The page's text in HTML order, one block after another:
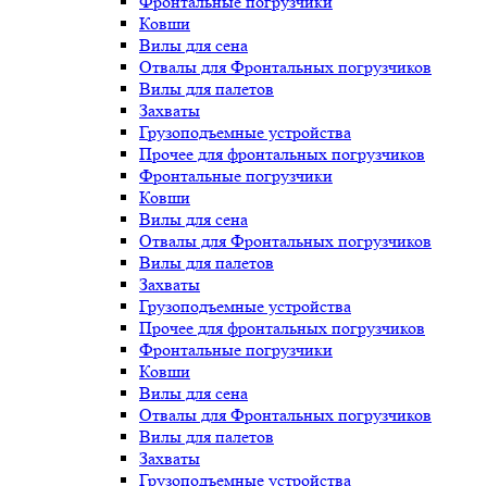
Ковши
Вилы для сена
Отвалы для Фронтальных погрузчиков
Вилы для палетов
Захваты
Грузоподъемные устройства
Прочее для фронтальных погрузчиков
Фронтальные погрузчики
Ковши
Вилы для сена
Отвалы для Фронтальных погрузчиков
Вилы для палетов
Захваты
Грузоподъемные устройства
Прочее для фронтальных погрузчиков
Фронтальные погрузчики
Ковши
Вилы для сена
Отвалы для Фронтальных погрузчиков
Вилы для палетов
Захваты
Грузоподъемные устройства